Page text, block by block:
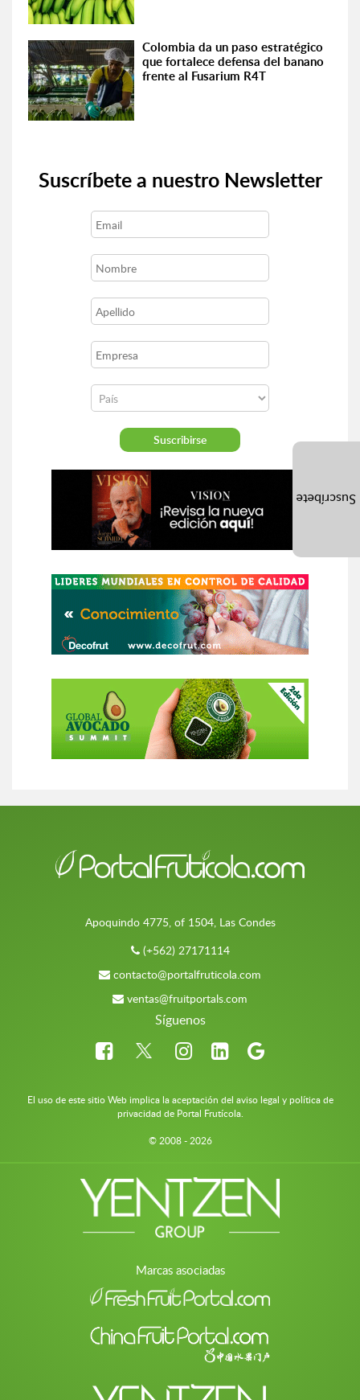
Colombia da un paso estratégico
que fortalece defensa del banano
frente al Fusarium R4T
Suscríbete a nuestro Newsletter
Apoquindo 4775, of 1504, Las Condes
(+562) 27171114
contacto@portalfruticola.com
ventas@fruitportals.com
Síguenos
El uso de este sitio Web implica la aceptación del aviso legal y política de
privacidad de Portal Frutícola.
© 2008 - 2026
Marcas asociadas
Suscríbete